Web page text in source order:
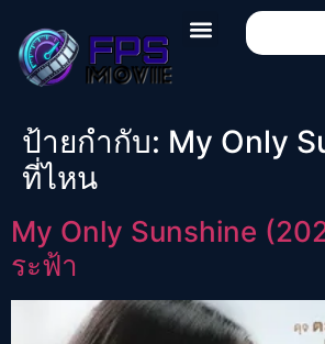
ป้ายกำกับ: My Only
ที่ไหน
My Only Sunshine
ระฟ้า